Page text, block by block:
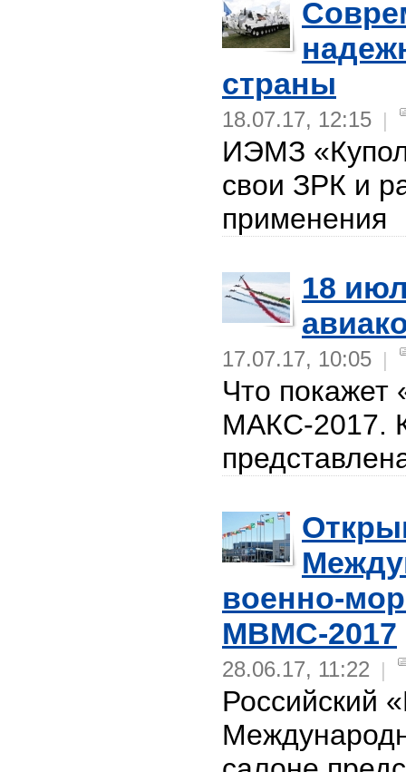
страны
18.07.17, 12:15 |
ИЭМЗ
свои ЗРК и
применения
18
17.07.17, 10:05 |
Что покажет
МАКС-2017.
военно-
МВМС-2017
28.06.17, 11:22 |
Российский